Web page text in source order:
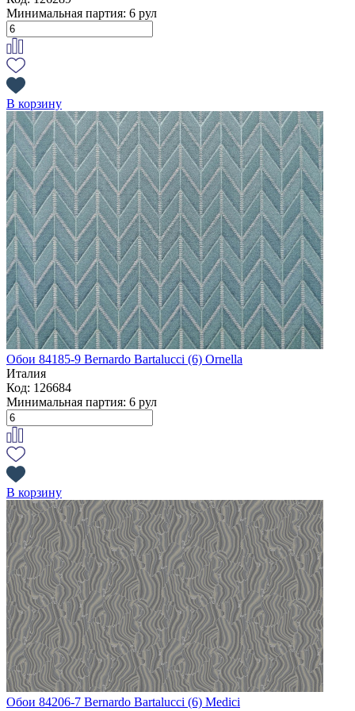
Минимальная партия: 6 рул
В корзину
Обои 84185-9 Bernardo Bartalucci (6) Ornella
Италия
Код: 126684
Минимальная партия: 6 рул
В корзину
Обои 84206-7 Bernardo Bartalucci (6) Medici